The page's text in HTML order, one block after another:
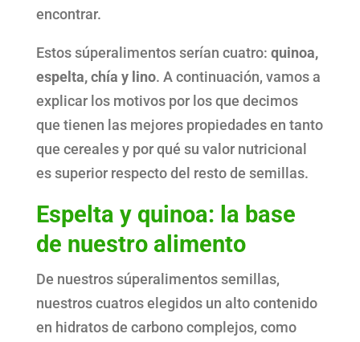
encontrar.
Estos súperalimentos serían cuatro: quinoa,
espelta, chía y lino. A continuación, vamos a
explicar los motivos por los que decimos
que tienen las mejores propiedades en tanto
que cereales y por qué su valor nutricional
es superior respecto del resto de semillas.
Espelta y quinoa: la base
de nuestro alimento
De nuestros súperalimentos semillas,
nuestros cuatros elegidos un alto contenido
en hidratos de carbono complejos, como